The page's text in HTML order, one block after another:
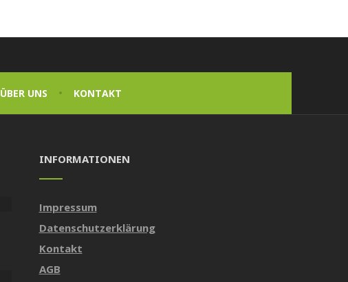
ÜBER UNS KONTAKT
INFORMATIONEN
Impressum
Datenschutzerklärung
Kontakt
AGB